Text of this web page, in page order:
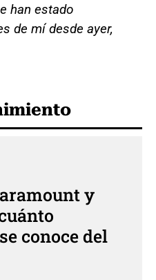
han estado
de mí desde ayer,
y
conoce del